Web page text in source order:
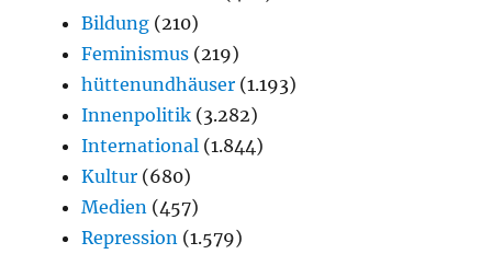
Bildung (210)
Feminismus (219)
hüttenundhäuser (1.193)
Innenpolitik (3.282)
International (1.844)
Kultur (680)
Medien (457)
Repression (1.579)